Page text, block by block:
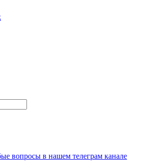
вопросы в нашем телеграм канале